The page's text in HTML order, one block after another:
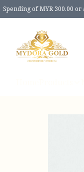
Spending of MYR 300.00